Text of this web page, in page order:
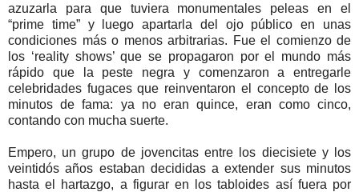
azuzarla para que tuviera monumentales peleas en el
“prime time” y luego apartarla del ojo público en unas
condiciones más o menos arbitrarias. Fue el comienzo de
los ‘reality shows’ que se propagaron por el mundo más
rápido que la peste negra y comenzaron a entregarle
celebridades fugaces que reinventaron el concepto de los
minutos de fama: ya no eran quince, eran como cinco,
contando con mucha suerte.
Empero, un grupo de jovencitas entre los diecisiete y los
veintidós años estaban decididas a extender sus minutos
hasta el hartazgo, a figurar en los tabloides así fuera por